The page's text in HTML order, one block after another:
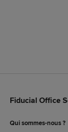
Fiducial Office
Qui sommes-nous ?